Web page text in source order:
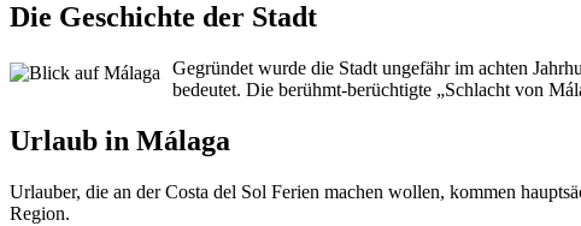
Die Geschichte der Stadt
Gegründet wurde die Stadt ungefähr im achten
bedeutet. Die berühmt-berüchtigte „Schlacht von
Urlaub in Málaga
Urlauber, die an der Costa del Sol Ferien machen wollen, kommen
Region.